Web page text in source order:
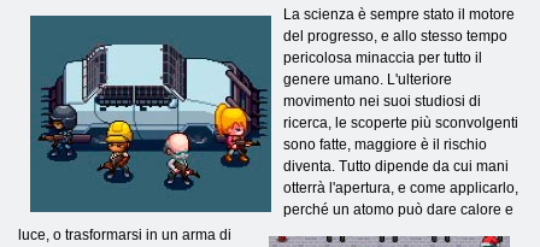
La scienza è sempre stato il motore
del progresso, e allo stesso tempo
pericolosa minaccia per tutto il
genere umano. L'ulteriore
movimento nei suoi studiosi di
ricerca, le scoperte più sconvolgenti
sono fatte, maggiore è il rischio
diventa. Tutto dipende da cui mani
otterrà l'apertura, e come applicarlo,
perché un atomo può dare calore e
luce, o trasformarsi in un arma di